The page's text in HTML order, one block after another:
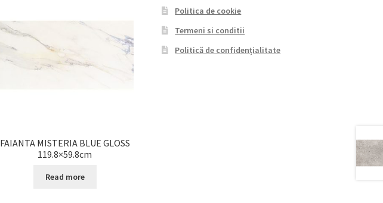
FAIANTA MISTERIA BLUE GLOSS
119.8×59.8cm
Read more
Politica de cookie
Termeni si conditii
Politică de confidențialitate